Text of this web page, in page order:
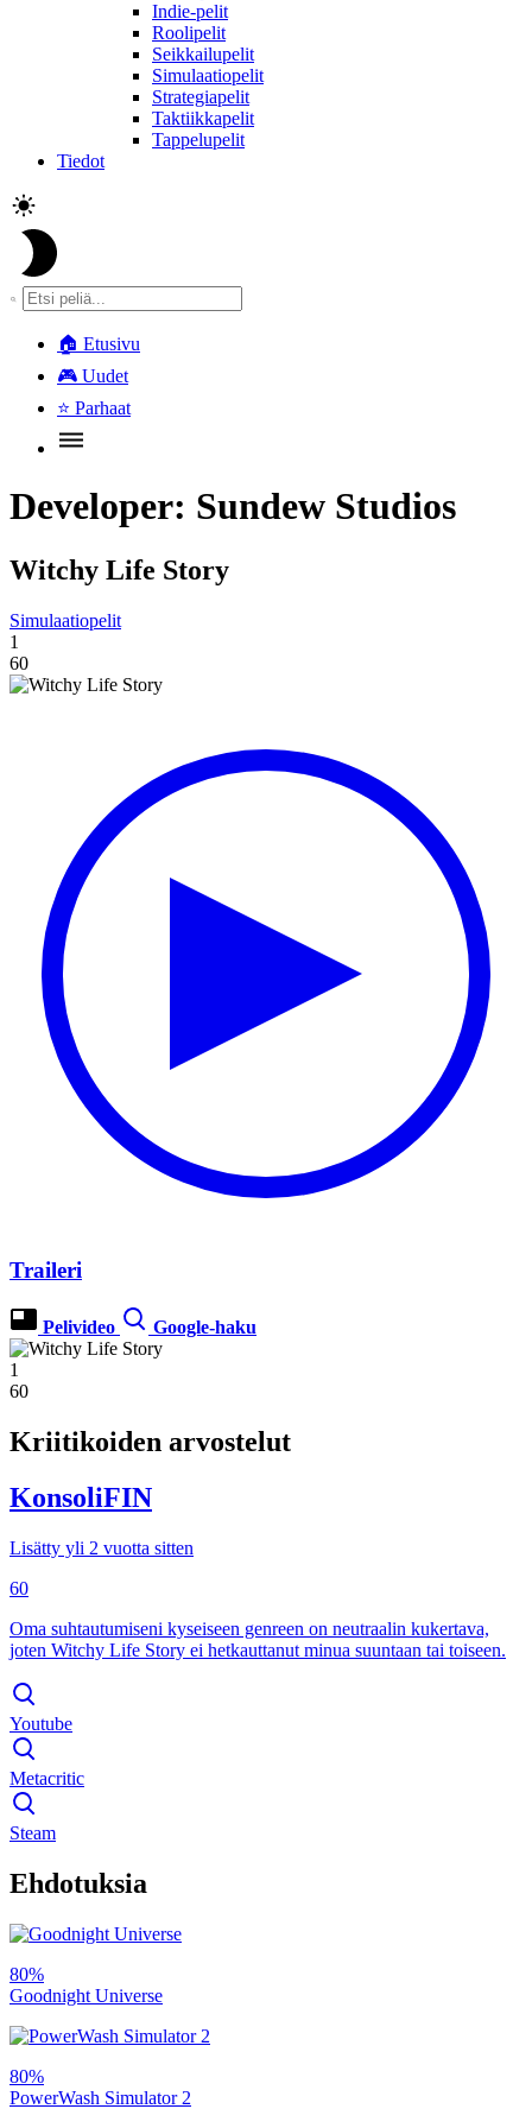
Indie-pelit
Roolipelit
Seikkailupelit
Simulaatiopelit
Strategiapelit
Taktiikkapelit
Tappelupelit
Tiedot
🏠 Etusivu
🎮 Uudet
⭐ Parhaat
Developer: Sundew Studios
Witchy Life Story
Simulaatiopelit
1
60
Traileri
Pelivideo Google-haku
1
60
Kriitikoiden arvostelut
KonsoliFIN
Lisätty yli 2 vuotta sitten
60
Oma suhtautumiseni kyseiseen genreen on neutraalin kukertava,
joten Witchy Life Story ei hetkauttanut minua suuntaan tai toiseen.
Youtube
Metacritic
Steam
Ehdotuksia
80%
Goodnight Universe
80%
PowerWash Simulator 2